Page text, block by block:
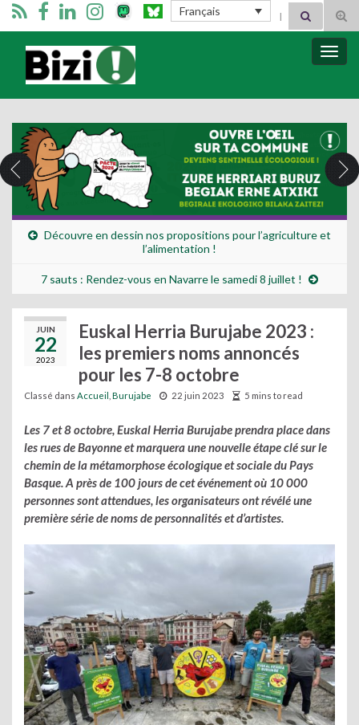
Français Search for:
Bizimugi
Découvre en dessin nos propositions pour l’agriculture et
l’alimentation !
7 sauts : Rendez-vous en Navarre le samedi 8 juillet !
JUIN
22
2023
Euskal Herria Burujabe 2023 :
les premiers noms annoncés
pour les 7-8 octobre
Classé dans Accueil Burujabe 22 juin 2023 5 mins to read
Les 7 et 8 octobre, Euskal Herria Burujabe prendra place dans
les rues de Bayonne et marquera une nouvelle étape clé sur le
chemin de la métamorphose écologique et sociale du Pays
Basque. A près de 100 jours de cet événement où 10 000
personnes sont attendues, les organisateurs ont révélé une
première série de noms de personnalités et d’artistes.